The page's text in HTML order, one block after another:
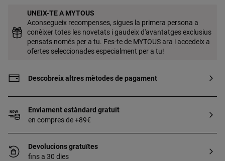
durabilitat de la joia.
UNEIX-TE A MYTOUS
Aconsegueix recompenses, sigues la primera persona a
conèixer totes les novetats i gaudeix d'avantatges exclusius
pensats només per a tu. Fes-te de MYTOUS ara i accedeix a
ofertes seleccionades especialment per a tu!
Descobreix altres mètodes de pagament
Enviament estàndard gratuït
en compres de +89€
Devolucions gratuïtes
fins a 30 dies